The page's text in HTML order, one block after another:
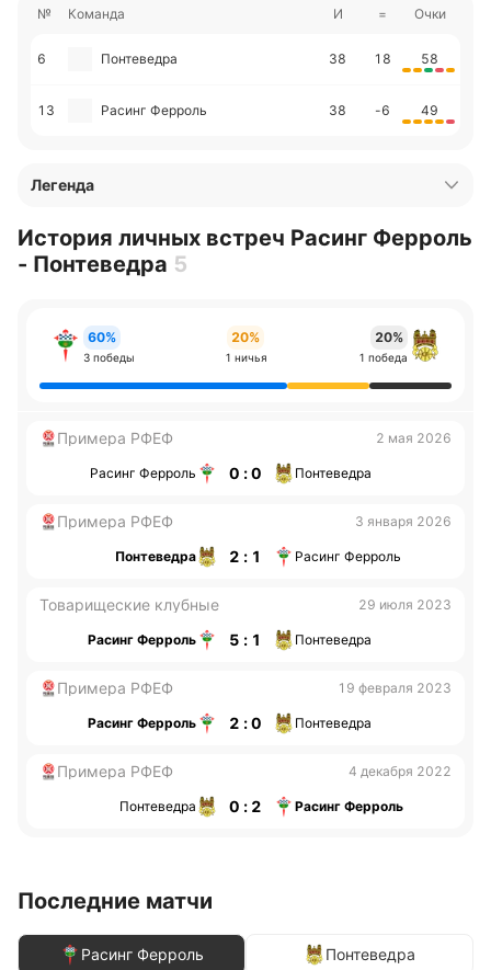
№ Команда И = Очки
6 Понтеведра 38 18 58
13 Расинг Ферроль 38 -6 49
Легенда
История личных встреч Расинг Ферроль
- Понтеведра 5
60%
3 победы
20%
1 ничья
20%
1 победа
Примера РФЕФ 2 мая 2026
Расинг Ферроль 0 : 0 Понтеведра
Примера РФЕФ 3 января 2026
Понтеведра 2 : 1 Расинг Ферроль
Товарищеские клубные 29 июля 2023
Расинг Ферроль 5 : 1 Понтеведра
Примера РФЕФ 19 февраля 2023
Расинг Ферроль 2 : 0 Понтеведра
Примера РФЕФ 4 декабря 2022
Понтеведра 0 : 2 Расинг Ферроль
Последние матчи
Расинг Ферроль Понтеведра